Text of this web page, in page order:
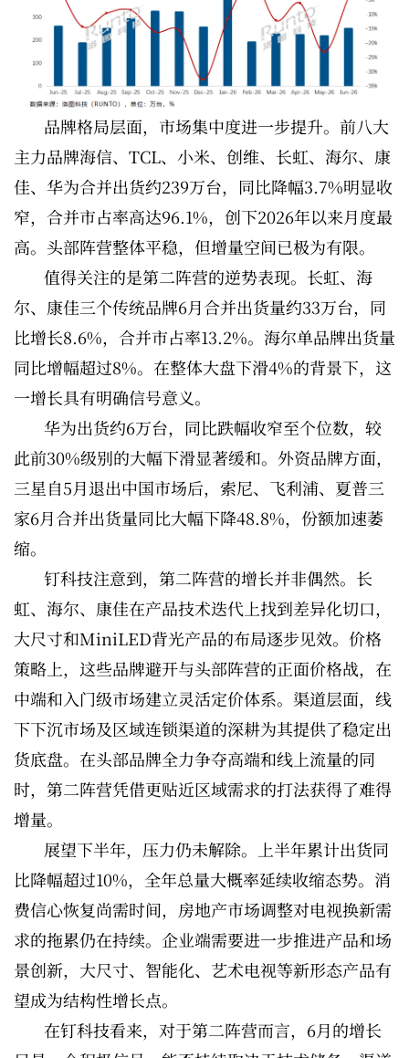
品牌格局层面，市场集中度进一步提升。前八大
主力品牌海信、TCL、小米、创维、长虹、海尔、康
佳、华为合并出货约239万台，同比降幅3.7%明显收
窄，合并市占率高达96.1%，创下2026年以来月度最
高。头部阵营整体平稳，但增量空间已极为有限。
值得关注的是第二阵营的逆势表现。长虹、海
尔、康佳三个传统品牌6月合并出货量约33万台，同
比增长8.6%，合并市占率13.2%。海尔单品牌出货量
同比增幅超过8%。在整体大盘下滑4%的背景下，这
一增长具有明确信号意义。
华为出货约6万台，同比跌幅收窄至个位数，较
此前30%级别的大幅下滑显著缓和。外资品牌方面，
三星自5月退出中国市场后，索尼、飞利浦、夏普三
家6月合并出货量同比大幅下降48.8%，份额加速萎
缩。
钉科技注意到，第二阵营的增长并非偶然。长
虹、海尔、康佳在产品技术迭代上找到差异化切口，
大尺寸和MiniLED背光产品的布局逐步见效。价格
策略上，这些品牌避开与头部阵营的正面价格战，在
中端和入门级市场建立灵活定价体系。渠道层面，线
下下沉市场及区域连锁渠道的深耕为其提供了稳定出
货底盘。在头部品牌全力争夺高端和线上流量的同
时，第二阵营凭借更贴近区域需求的打法获得了难得
增量。
展望下半年，压力仍未解除。上半年累计出货同
比降幅超过10%，全年总量大概率延续收缩态势。消
费信心恢复尚需时间，房地产市场调整对电视换新需
求的拖累仍在持续。企业端需要进一步推进产品和场
景创新，大尺寸、智能化、艺术电视等新形态产品有
望成为结构性增长点。
在钉科技看来，对于第二阵营而言，6月的增长